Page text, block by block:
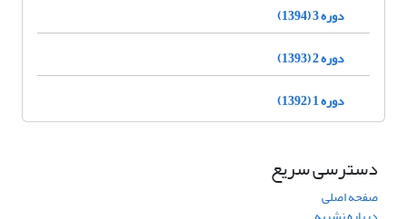
دوره 3 (1394)
دوره 2 (1393)
دوره 1 (1392)
دسترسی سریع
صفحه اصلی